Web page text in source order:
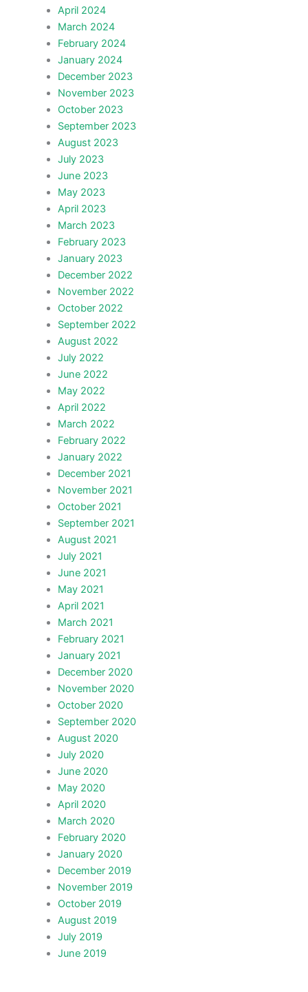
April 2024
March 2024
February 2024
January 2024
December 2023
November 2023
October 2023
September 2023
August 2023
July 2023
June 2023
May 2023
April 2023
March 2023
February 2023
January 2023
December 2022
November 2022
October 2022
September 2022
August 2022
July 2022
June 2022
May 2022
April 2022
March 2022
February 2022
January 2022
December 2021
November 2021
October 2021
September 2021
August 2021
July 2021
June 2021
May 2021
April 2021
March 2021
February 2021
January 2021
December 2020
November 2020
October 2020
September 2020
August 2020
July 2020
June 2020
May 2020
April 2020
March 2020
February 2020
January 2020
December 2019
November 2019
October 2019
August 2019
July 2019
June 2019